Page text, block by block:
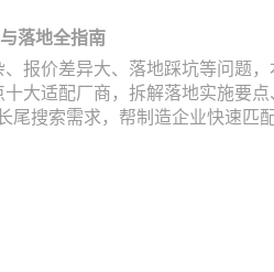
落地全指南
报价差异大、落地踩坑等问题
大适配厂商，拆解落地实施要
尾搜索需求，帮制造企业快速匹